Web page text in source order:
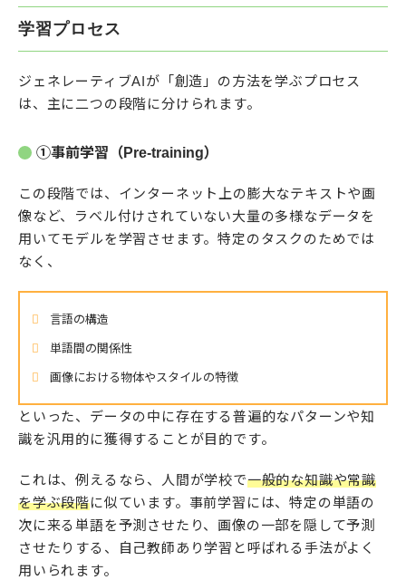
学習プロセス
ジェネレーティブAIが「創造」の方法を学ぶプロセス
は、主に二つの段階に分けられます。
①事前学習（Pre-training）
この段階では、インターネット上の膨大なテキストや画
像など、ラベル付けされていない大量の多様なデータを
用いてモデルを学習させます。特定のタスクのためでは
なく、
言語の構造
単語間の関係性
画像における物体やスタイルの特徴
といった、データの中に存在する普遍的なパターンや知
識を汎用的に獲得することが目的です。
これは、例えるなら、人間が学校で一般的な知識や常識
を学ぶ段階に似ています。事前学習には、特定の単語の
次に来る単語を予測させたり、画像の一部を隠して予測
させたりする、自己教師あり学習と呼ばれる手法がよく
用いられます。